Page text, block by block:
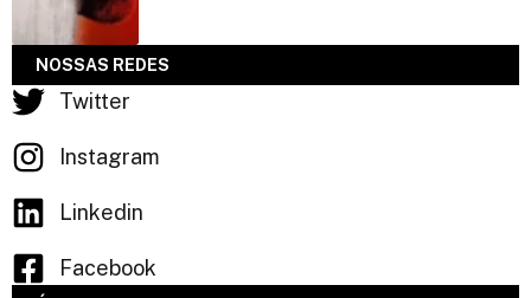
NOSSAS REDES
Twitter
Instagram
Linkedin
Facebook